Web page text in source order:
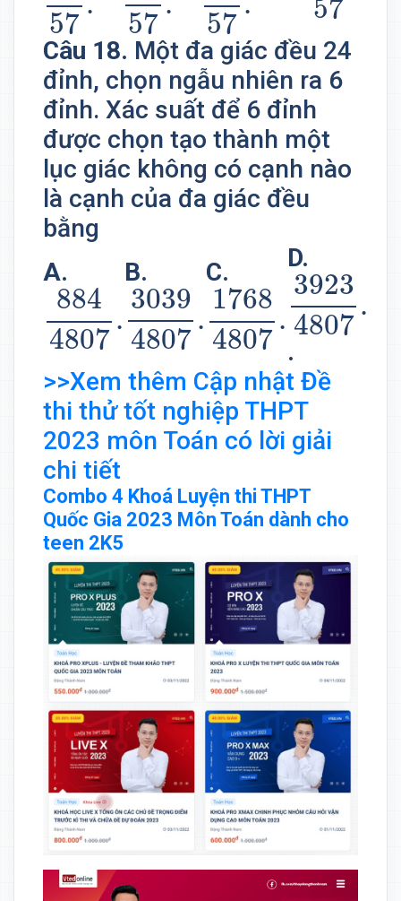
57
57
57
57
Câu 18. Một đa giác đều 24
đỉnh, chọn ngẫu nhiên ra 6
đỉnh. Xác suất để 6 đỉnh
được chọn tạo thành một
lục giác không có cạnh nào
là cạnh của đa giác đều
bằng
A.
884
4807
.
8844807.
B.
3039
4807
.
3039 4807.
C.
1768
4807
.
1768 4807.
D.
3923
4807
.
3923
.
>>Xem thêm Cập nhật Đề
thi thử tốt nghiệp THPT
2023 môn Toán có lời giải
chi tiết
Combo 4 Khoá Luyện thi THPT
Quốc Gia 2023 Môn Toán dành cho
teen 2K5